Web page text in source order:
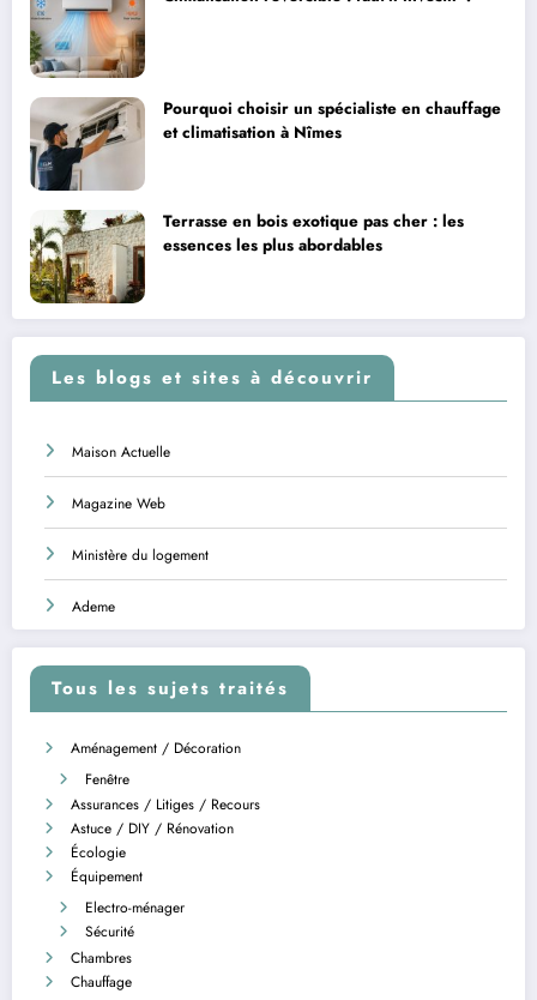
Pourquoi choisir un spécialiste en chauffage
et climatisation à Nîmes
Terrasse en bois exotique pas cher : les
essences les plus abordables
Les blogs et sites à découvrir
Maison Actuelle
Magazine Web
Ministère du logement
Ademe
Tous les sujets traités
Aménagement / Décoration
Fenêtre
Assurances / Litiges / Recours
Astuce / DIY / Rénovation
Écologie
Équipement
Electro-ménager
Sécurité
Chambres
Chauffage